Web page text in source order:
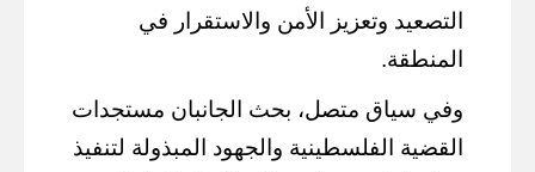
التصعيد وتعزيز الأمن والاستقرار في
المنطقة.
وفي سياق متصل، بحث الجانبان مستجدات
القضية الفلسطينية والجهود المبذولة لتنفيذ